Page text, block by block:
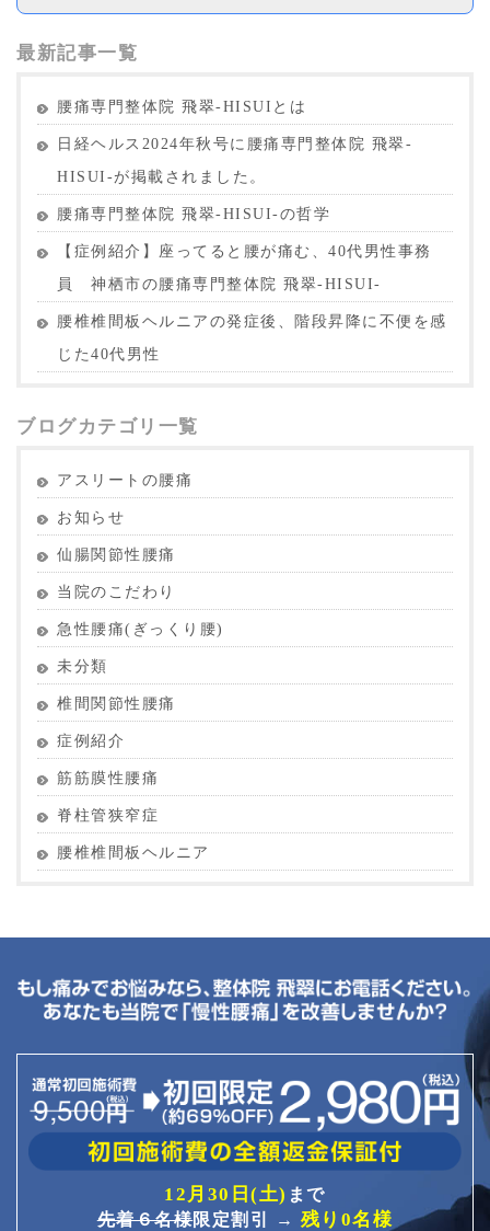
最新記事一覧
腰痛専門整体院 飛翠-HISUIとは
日経ヘルス2024年秋号に腰痛専門整体院 飛翠-
HISUI-が掲載されました。
腰痛専門整体院 飛翠-HISUI-の哲学
【症例紹介】座ってると腰が痛む、40代男性事務
員 神栖市の腰痛専門整体院 飛翠-HISUI-
腰椎椎間板ヘルニアの発症後、階段昇降に不便を感
じた40代男性
ブログカテゴリ一覧
アスリートの腰痛
お知らせ
仙腸関節性腰痛
当院のこだわり
急性腰痛(ぎっくり腰)
未分類
椎間関節性腰痛
症例紹介
筋筋膜性腰痛
脊柱管狭窄症
腰椎椎間板ヘルニア
12月30日(土) まで
先着６名様限定割引 → 残り0名様